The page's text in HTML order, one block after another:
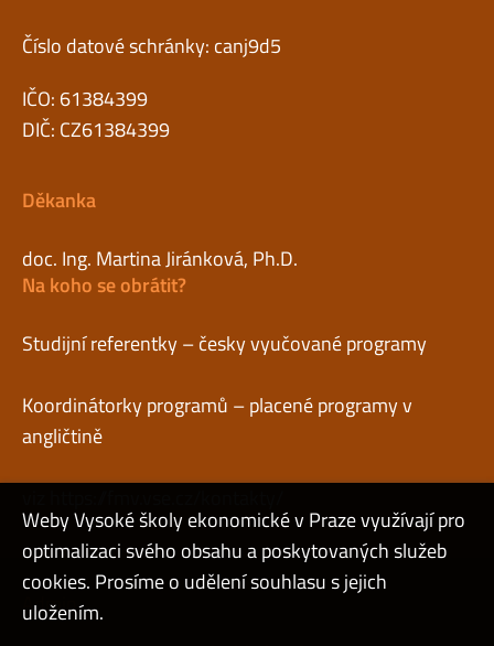
Číslo datové schránky: canj9d5
IČO: 61384399
DIČ: CZ61384399
Děkanka
doc. Ing. Martina Jiránková, Ph.D.
Na koho se obrátit?
Studijní referentky – česky vyučované programy
Koordinátorky programů – placené programy v
angličtině
Admin
Weby Vysoké školy ekonomické v Praze využívají pro
optimalizaci svého obsahu a poskytovaných služeb
cookies. Prosíme o udělení souhlasu s jejich
uložením.